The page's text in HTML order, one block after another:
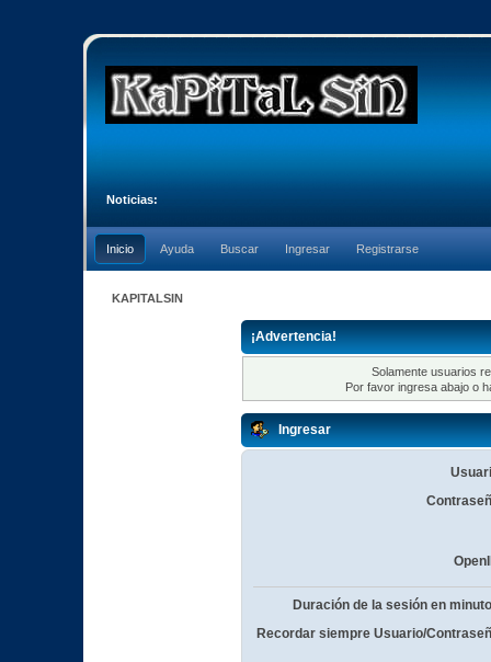
Noticias:
Inicio Ayuda Buscar Ingresar Registrarse
KAPITALSIN
¡Advertencia!
Solamente usuarios
Por favor ingresa abajo o
Ingresar
Duración de la sesión en
Recordar siempre Usuario/